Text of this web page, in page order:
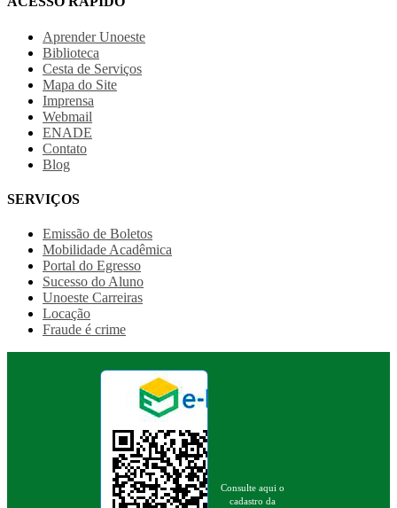
Aprender Unoeste
Biblioteca
Cesta de Serviços
Mapa do Site
Imprensa
Webmail
ENADE
Contato
Blog
SERVIÇOS
Emissão de Boletos
Mobilidade Acadêmica
Portal do Egresso
Sucesso do Aluno
Unoeste Carreiras
Locação
Fraude é crime
Consulte aqui o
cadastro da